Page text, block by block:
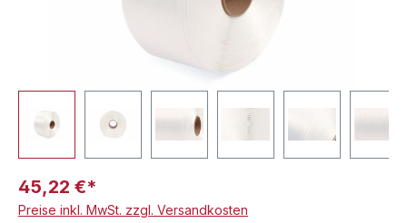
45,22 €*
Preise inkl. MwSt. zzgl. Versandkosten